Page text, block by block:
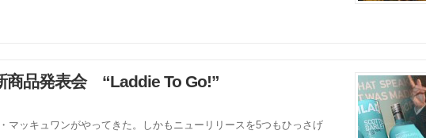
商品発表会 “Laddie To Go!”
マッキュワンがやってきた。しかもニューリリースを5つもひっさげ